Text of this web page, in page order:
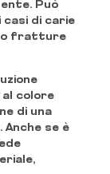
Può
casi di carie
o fratture
colore
di una
se è